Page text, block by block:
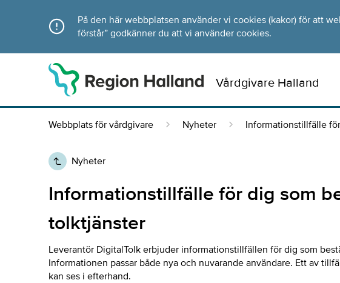
På den här webbplatsen använder vi cookies (kakor) för att
förstår” godkänner du att vi använder cookies.
Vårdgivare Halland
Webbplats för vårdgivare Nyheter Informationstillfälle
Nyheter
Informationstillfälle för dig som
tolktjänster
Leverantör DigitalTolk erbjuder informationstillfällen för dig som
Informationen passar både nya och nuvarande användare. Ett av
kan ses i efterhand.